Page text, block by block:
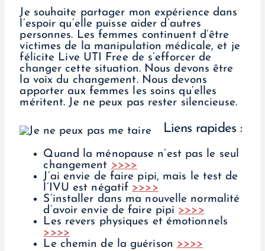
Je souhaite partager mon expérience dans
l’espoir qu’elle puisse aider d’autres
personnes. Les femmes continuent d’être
victimes de la manipulation médicale, et je
félicite Live UTI Free de s’efforcer de
changer cette situation. Nous devons être
la voix du changement. Nous devons
apporter aux femmes les soins qu’elles
méritent. Je ne peux pas rester silencieuse.
Liens rapides :
Quand la ménopause n’est pas le seul
changement >>>>
J’ai envie de faire pipi, mais le test de
l’IVU est négatif >>>>
S’installer dans ma nouvelle normalité
d’avoir envie de faire pipi >>>>
Les revers physiques et émotionnels
>>>>
Le chemin de la guérison >>>>